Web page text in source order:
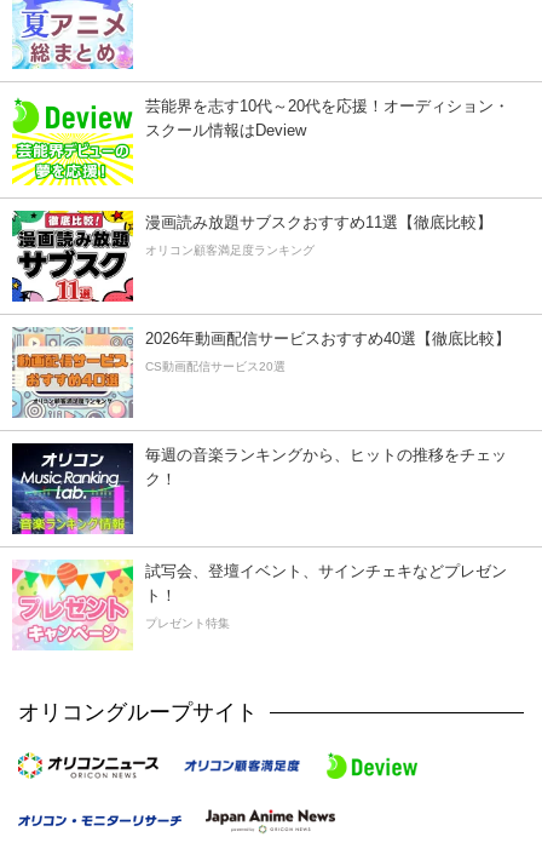
芸能界を志す10代～20代を応援！オーディション・
スクール情報はDeview
漫画読み放題サブスクおすすめ11選【徹底比較】
オリコン顧客満足度ランキング
2026年動画配信サービスおすすめ40選【徹底比較】
CS動画配信サービス20選
毎週の音楽ランキングから、ヒットの推移をチェッ
ク！
試写会、登壇イベント、サインチェキなどプレゼン
ト！
プレゼント特集
オリコングループサイト